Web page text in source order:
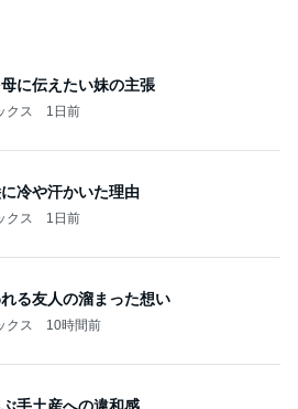
に伝えたい妹の主張
クス 1日前
冷や汗かいた理由
クス 1日前
る友人の溜まった想い
クス 10時間前
手土産への違和感